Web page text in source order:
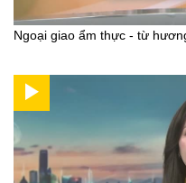
Ngoại giao ẩm thực - từ